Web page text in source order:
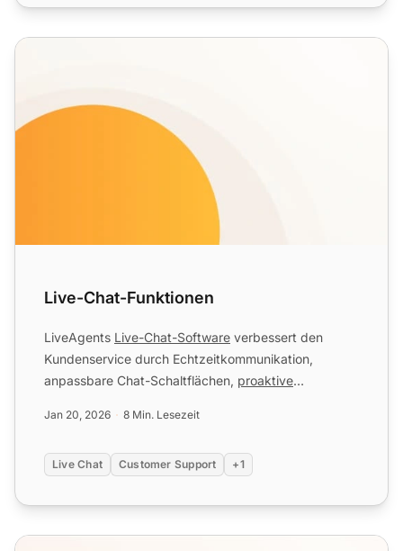
Live-Chat-Funktionen
Live-Chat-Funktionen
LiveAgents Live-Chat-Software verbessert den
Kundenservice durch Echtzeitkommunikation,
anpassbare Chat-Schaltflächen, proaktive
Jan 20, 2026 8 Min. Lesezeit
Live Chat Customer Support +1
So fügen Sie einen Live-Chat-Button zu Ihrer Website